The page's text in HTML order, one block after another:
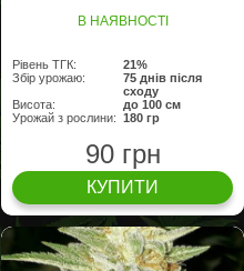
В НАЯВНОСТІ
Рівень ТГК:
21%
Збір урожаю:
75 днів після
сходу
Висота:
до 100 см
Урожай з рослини: 180 гр
90 грн
КУПИТИ